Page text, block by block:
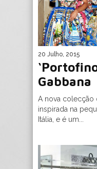
20 Julho, 2015
Gabbana
A nova colecção
inspirada na
Itália, e é um...